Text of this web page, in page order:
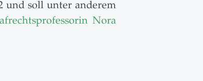
und soll unter anderem
Nora